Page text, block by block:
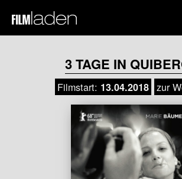
3 TAGE IN
Filmstart: 13.04.2018 zur